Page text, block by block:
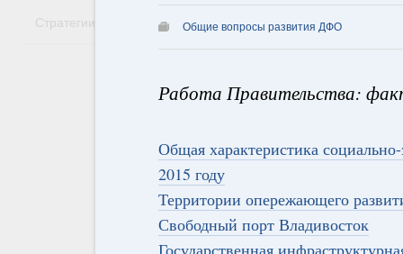
Общие вопросы развития ДФО
Работа Правительства:
Общая характеристика
2015 году
Территории опережающего
Свободный порт Владивосток
Государственная
Стратегии Государственные программы